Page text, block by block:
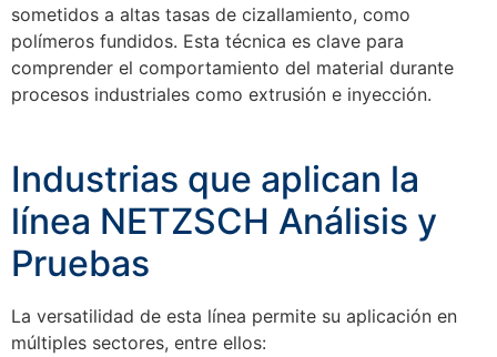
sometidos a altas tasas de cizallamiento, como
polímeros fundidos. Esta técnica es clave para
comprender el comportamiento del material durante
procesos industriales como extrusión e inyección.
Industrias que aplican la
línea NETZSCH Análisis y
Pruebas
La versatilidad de esta línea permite su aplicación en
múltiples sectores, entre ellos: